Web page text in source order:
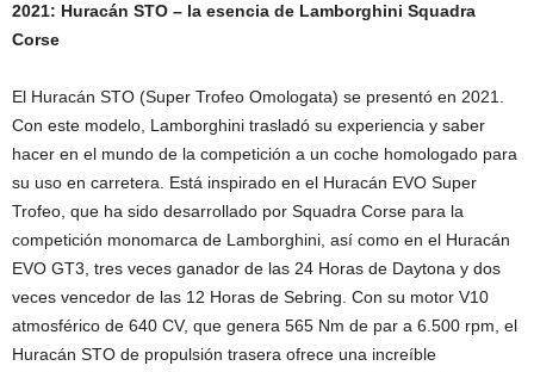
2021: Huracán STO – la esencia de Lamborghini Squadra
Corse
El Huracán STO (Super Trofeo Omologata) se presentó en 2021.
Con este modelo, Lamborghini trasladó su experiencia y saber
hacer en el mundo de la competición a un coche homologado para
su uso en carretera. Está inspirado en el Huracán EVO Super
Trofeo, que ha sido desarrollado por Squadra Corse para la
competición monomarca de Lamborghini, así como en el Huracán
EVO GT3, tres veces ganador de las 24 Horas de Daytona y dos
veces vencedor de las 12 Horas de Sebring. Con su motor V10
atmosférico de 640 CV, que genera 565 Nm de par a 6.500 rpm, el
Huracán STO de propulsión trasera ofrece una increíble